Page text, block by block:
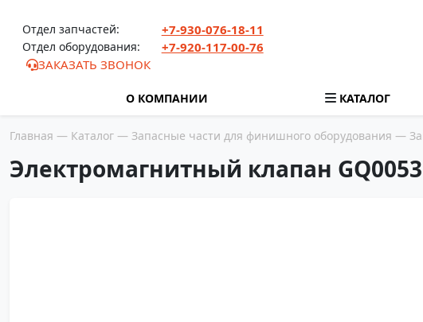
Отдел запчастей: +7-930-076-18-11
Отдел оборудования:
+7-920-117-00-76
ЗАКАЗАТЬ ЗВОНОК
О КОМПАНИИ КАТАЛОГ
Главная — Каталог — Запасные части для финишного оборудования —
Электромагнитный клапан GQ0053